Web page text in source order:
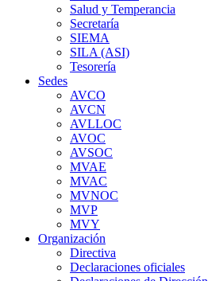
Salud y Temperancia
Secretaría
SIEMA
SILA (ASI)
Tesorería
Sedes
AVCO
AVCN
AVLLOC
AVOC
AVSOC
MVAE
MVAC
MVNOC
MVP
MVY
Organización
Directiva
Declaraciones oficiales